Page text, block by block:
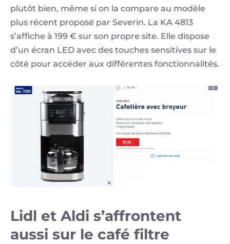
plutôt bien, même si on la compare au modèle
plus récent proposé par Severin. La KA 4813
s’affiche à 199 € sur son propre site. Elle dispose
d’un écran LED avec des touches sensitives sur le
côté pour accéder aux différentes fonctionnalités.
Lidl et Aldi s’affrontent
aussi sur le café filtre